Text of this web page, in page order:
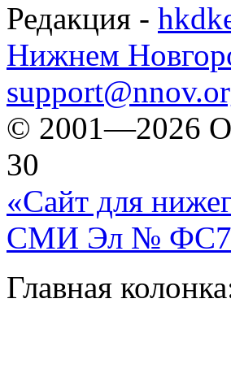
Редакция -
Нижнем
© 2001—2026
30
«Сайт для
СМИ Эл №
Главная